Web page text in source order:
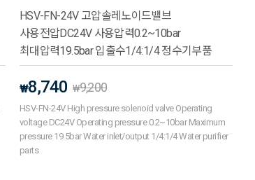
HSV-FN-24V 고압솔레노이드밸브
사용전압DC24V 사용압력0.2~10bar
최대압력19.5bar 입출수1/4:1/4 정수기부품
₩8,740 ₩9,200
HSV-FN-24V High pressure solenoid valve Operating
voltage DC24V Operating pressure 0.2~10bar Maximum
pressure 19.5bar Water inlet/output 1/4:1/4 Water purifier
parts